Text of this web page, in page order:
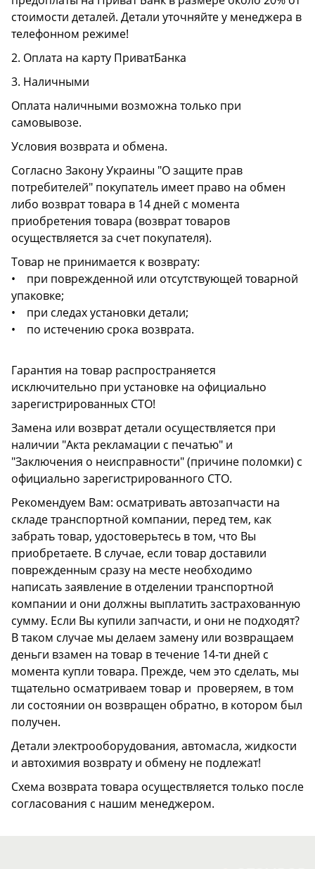
стоимости деталей. Детали уточняйте у менеджера в
телефонном режиме!
2. Оплата на карту ПриватБанка
3. Наличными
Оплата наличными возможна только при
самовывозе.
Условия возврата и обмена.
Согласно Закону Украины "О защите прав
потребителей" покупатель имеет право на обмен
либо возврат товара в 14 дней с момента
приобретения товара (возврат товаров
осуществляется за счет покупателя).
Товар не принимается к возврату:
• при поврежденной или отсутствующей товарной
упаковке;
• при следах установки детали;
• по истечению срока возврата.
Гарантия на товар распространяется
исключительно при установке на официально
зарегистрированных СТО!
Замена или возврат детали осуществляется при
наличии "Акта рекламации с печатью" и
"Заключения о неисправности" (причине поломки) с
официально зарегистрированного СТО.
Рекомендуем Вам: осматривать автозапчасти на
складе транспортной компании, перед тем, как
забрать товар, удостоверьтесь в том, что Вы
приобретаете. В случае, если товар доставили
поврежденным сразу на месте необходимо
написать заявление в отделении транспортной
компании и они должны выплатить застрахованную
сумму. Если Вы купили запчасти, и они не подходят?
В таком случае мы делаем замену или возвращаем
деньги взамен на товар в течение 14-ти дней с
момента купли товара. Прежде, чем это сделать, мы
тщательно осматриваем товар и проверяем, в том
ли состоянии он возвращен обратно, в котором был
получен.
Детали электрооборудования, автомасла, жидкости
и автохимия возврату и обмену не подлежат!
Схема возврата товара осуществляется только после
согласования с нашим менеджером.